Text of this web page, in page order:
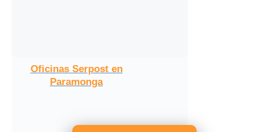
Oficinas Serpost en
Paramonga